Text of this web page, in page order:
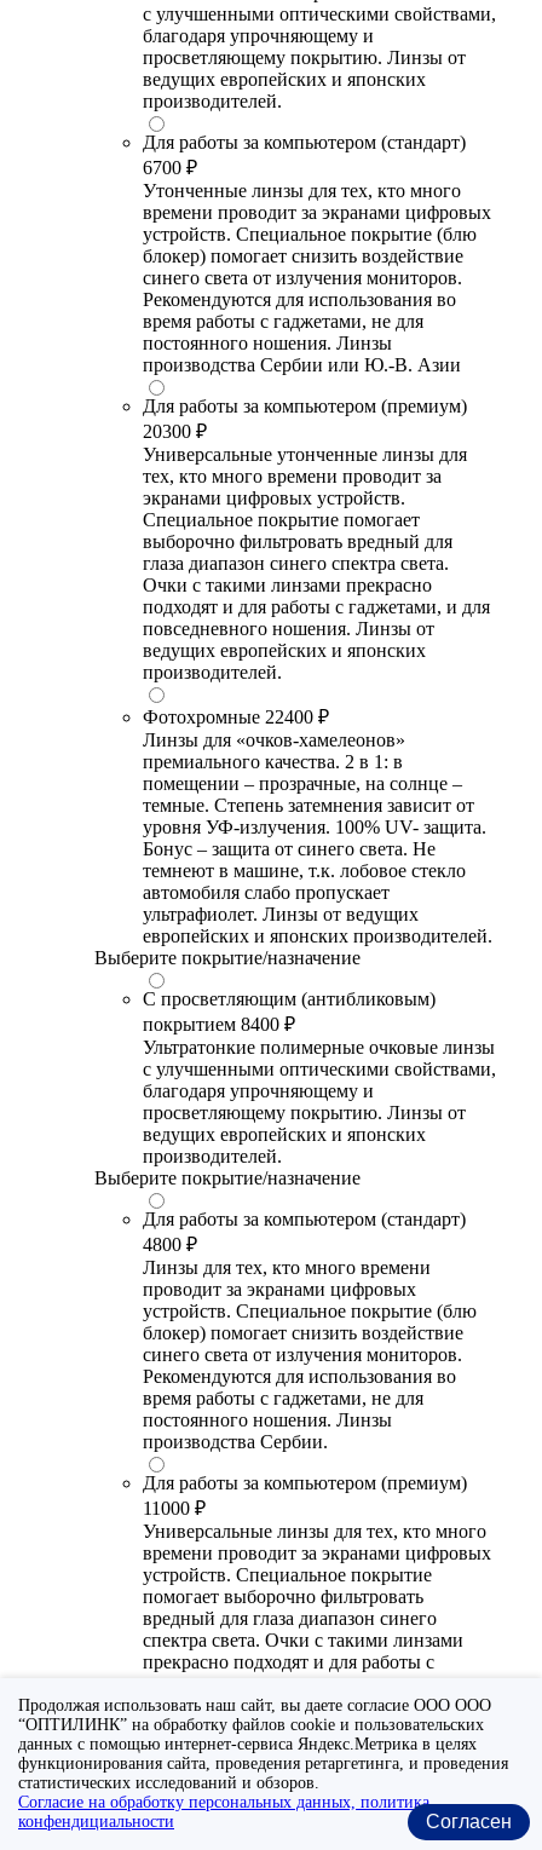
с улучшенными оптическими свойствами,
благодаря упрочняющему и
просветляющему покрытию. Линзы от
ведущих европейских и японских
производителей.
Для работы за компьютером (стандарт)
6700 ₽
Утонченные линзы для тех, кто много
времени проводит за экранами цифровых
устройств. Специальное покрытие (блю
блокер) помогает снизить воздействие
синего света от излучения мониторов.
Рекомендуются для использования во
время работы с гаджетами, не для
постоянного ношения. Линзы
производства Сербии или Ю.-В. Азии
Для работы за компьютером (премиум)
20300 ₽
Универсальные утонченные линзы для
тех, кто много времени проводит за
экранами цифровых устройств.
Специальное покрытие помогает
выборочно фильтровать вредный для
глаза диапазон синего спектра света.
Очки с такими линзами прекрасно
подходят и для работы с гаджетами, и для
повседневного ношения. Линзы от
ведущих европейских и японских
производителей.
Фотохромные 22400 ₽
Линзы для «очков-хамелеонов»
премиального качества. 2 в 1: в
помещении – прозрачные, на солнце –
темные. Степень затемнения зависит от
уровня УФ-излучения. 100% UV- защита.
Бонус – защита от синего света. Не
темнеют в машине, т.к. лобовое стекло
автомобиля слабо пропускает
ультрафиолет. Линзы от ведущих
европейских и японских производителей.
Выберите покрытие/назначение
С просветляющим (антибликовым)
покрытием 8400 ₽
Ультратонкие полимерные очковые линзы
с улучшенными оптическими свойствами,
благодаря упрочняющему и
просветляющему покрытию. Линзы от
ведущих европейских и японских
производителей.
Выберите покрытие/назначение
Для работы за компьютером (стандарт)
4800 ₽
Линзы для тех, кто много времени
проводит за экранами цифровых
устройств. Специальное покрытие (блю
блокер) помогает снизить воздействие
синего света от излучения мониторов.
Рекомендуются для использования во
время работы с гаджетами, не для
постоянного ношения. Линзы
производства Сербии.
Для работы за компьютером (премиум)
11000 ₽
Универсальные линзы для тех, кто много
времени проводит за экранами цифровых
устройств. Специальное покрытие
помогает выборочно фильтровать
вредный для глаза диапазон синего
спектра света. Очки с такими линзами
прекрасно подходят и для работы с
ношения. Линзы от ведущих европейских
и японских производителей.
Выберите покрытие/назначение
Для работы за компьютером (стандарт)
6700 ₽
Утонченные линзы для тех, кто много
Продолжая использовать наш сайт, вы даете согласие ООО ООО
“ОПТИЛИНК” на обработку файлов cookie и пользовательских
данных с помощью интернет-сервиса Яндекс.Метрика в целях
функционирования сайта, проведения ретаргетинга, и проведения
статистических исследований и обзоров.
Согласие на обработку персональных данных, политика
конфендициальности
Согласен